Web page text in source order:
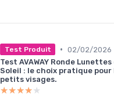
Test Produit • 02/02/2026
Test AVAWAY Ronde Lunettes
Soleil : le choix pratique pour
petits visages.
★★★★★
★★★★★